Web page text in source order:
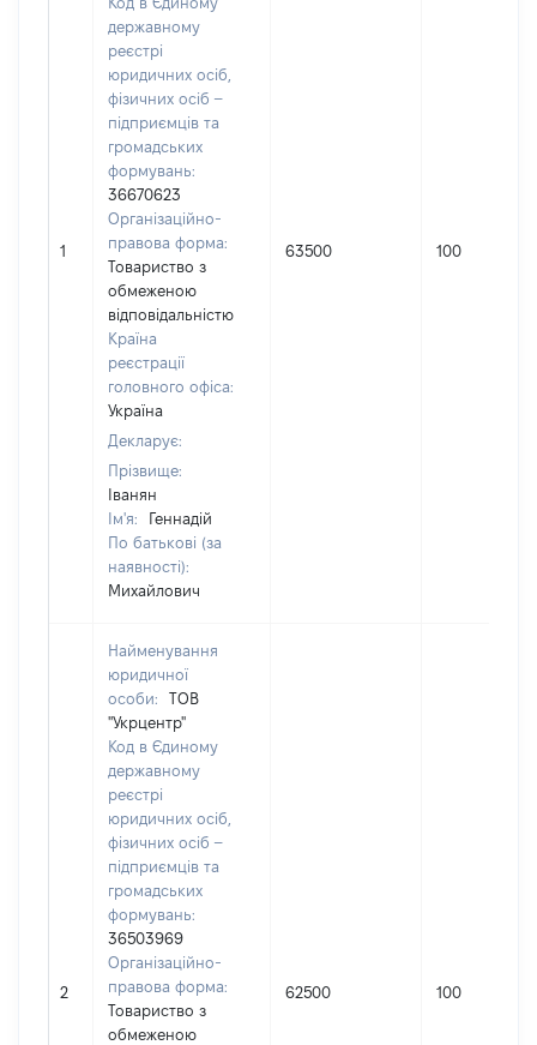
1
державному
реєстрі
юридичних осіб,
фізичних осіб –
підприємців та
громадських
формувань:
36670623
Організаційно-
правова форма:
Товариство з
обмеженою
відповідальністю
Країна
реєстрації
головного офіса:
Україна
Декларує:
Прізвище:
Іванян
Ім'я:
Геннадій
По батькові (за
наявності):
Михайлович
63500 100
2
Найменування
юридичної
особи:
ТОВ
"Укрцентр"
Код в Єдиному
державному
реєстрі
юридичних осіб,
фізичних осіб –
підприємців та
громадських
формувань:
36503969
Організаційно-
правова форма:
Товариство з
обмеженою
62500 100